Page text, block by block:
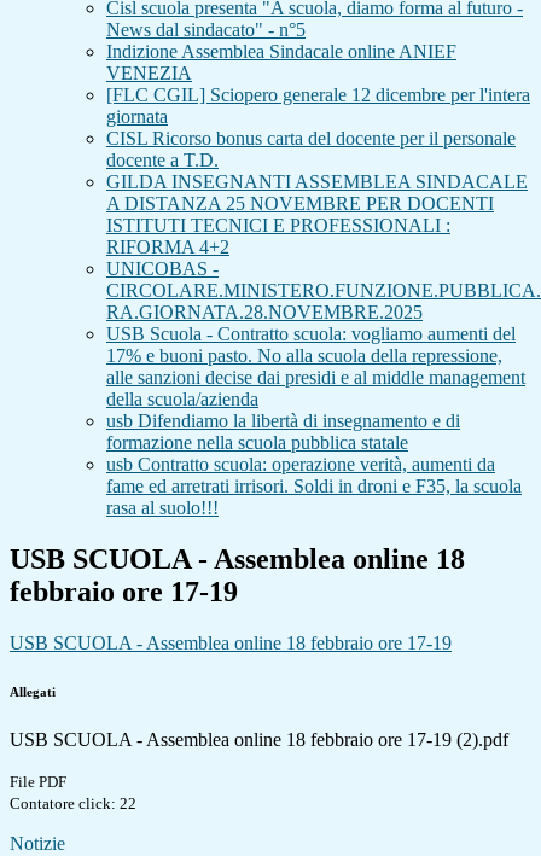
Cisl scuola presenta "A scuola, diamo forma al futuro -
News dal sindacato" - n°5
Indizione Assemblea Sindacale online ANIEF
VENEZIA
[FLC CGIL] Sciopero generale 12 dicembre per l'intera
giornata
CISL Ricorso bonus carta del docente per il personale
docente a T.D.
GILDA INSEGNANTI ASSEMBLEA SINDACALE
A DISTANZA 25 NOVEMBRE PER DOCENTI
ISTITUTI TECNICI E PROFESSIONALI :
RIFORMA 4+2
UNICOBAS -
RA.GIORNATA.28.NOVEMBRE.2025
USB Scuola - Contratto scuola: vogliamo aumenti del
17% e buoni pasto. No alla scuola della repressione,
alle sanzioni decise dai presidi e al middle management
della scuola/azienda
usb Difendiamo la libertà di insegnamento e di
formazione nella scuola pubblica statale
usb Contratto scuola: operazione verità, aumenti da
fame ed arretrati irrisori. Soldi in droni e F35, la scuola
rasa al suolo!!!
USB SCUOLA - Assemblea online 18
febbraio ore 17-19
USB SCUOLA - Assemblea online 18 febbraio ore 17-19
Allegati
USB SCUOLA - Assemblea online 18 febbraio ore 17-19 (2).pdf
File PDF
Contatore click: 22
Notizie